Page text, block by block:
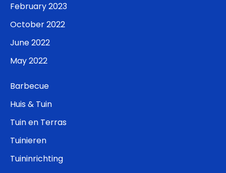
February 2023
October 2022
June 2022
May 2022
Barbecue
Huis & Tuin
Tuin en Terras
Tuinieren
Tuininrichting